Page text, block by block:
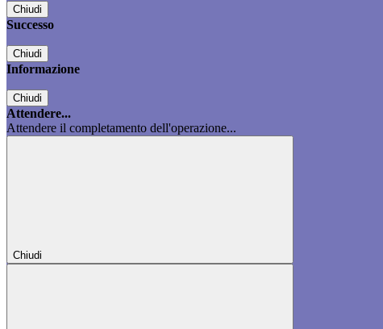
Chiudi
Successo
Chiudi
Informazione
Chiudi
Attendere...
Attendere il completamento dell'operazione...
Chiudi